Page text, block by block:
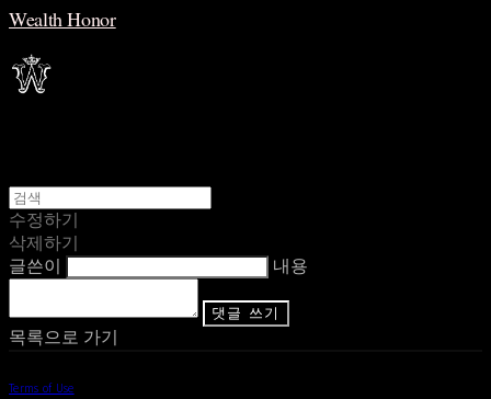
Wealth Honor
수정하기
삭제하기
글쓴이
내용
댓글 쓰기
목록으로 가기
Terms of Use